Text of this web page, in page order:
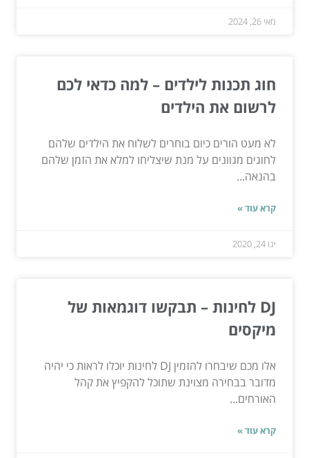
מאי 26, 2024
חוג תכנות לילדים – למה כדאי לכם
לרשום את הילדים
לא מעט הורים כיום בוחרים לשלוח את הילדים שלהם
לחוגים מגוונים על מנת שיצליחו למלא את הזמן שלהם
בהנאה...
קרא עוד »
ינו 24, 2020
DJ לחינות – תבקשו דוגמאות של
מיקסים
אלו מכם שיבחרו להזמין DJ לחינות יוכלו לראות כי יהיה
מדובר בבחירה מצוינת שתוכל להקפיץ את קהל
האורחים...
קרא עוד »